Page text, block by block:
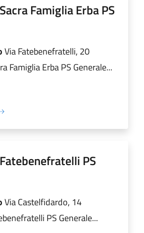
Famiglia Erba PS
Via Fatebenefratelli, 20
Famiglia Erba PS Generale...
PS
Via Castelfidardo, 14
PS Generale...